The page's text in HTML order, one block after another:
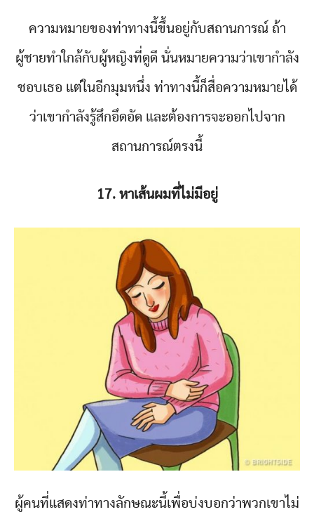
ความหมายของท่าทางนี้ขึ้นอยู่กับสถานการณ์ ถ้า
ผู้ชายทำใกล้กับผู้หญิงที่ดูดี นั่นหมายความว่าเขากำลัง
ชอบเธอ แต่ในอีกมุมหนึ่ง ท่าทางนี้ก็สื่อความหมายได้
ว่าเขากำลังรู้สึกอึดอัด และต้องการจะออกไปจาก
สถานการณ์ตรงนี้
17. หาเส้นผมที่ไม่มีอยู่
ผู้คนที่แสดงท่าทางลักษณะนี้เพื่อบ่งบอกว่าพวกเขาไม่